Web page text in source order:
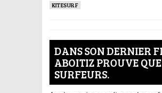
KITESURF
DANS SON DERNIER
ABOITIZ PROUVE
SURFEURS.